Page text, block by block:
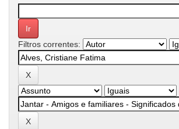
Filtros correntes: